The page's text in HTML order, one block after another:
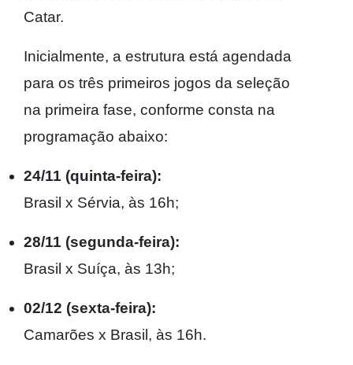
Catar.
Inicialmente, a estrutura está agendada
para os três primeiros jogos da seleção
na primeira fase, conforme consta na
programação abaixo:
24/11 (quinta-feira):
Brasil x Sérvia, às 16h;
28/11 (segunda-feira):
Brasil x Suíça, às 13h;
02/12 (sexta-feira):
Camarões x Brasil, às 16h.